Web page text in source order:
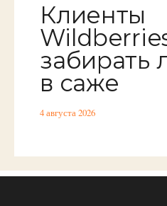
Клиенты
забирать
в саже
4 августа 2026